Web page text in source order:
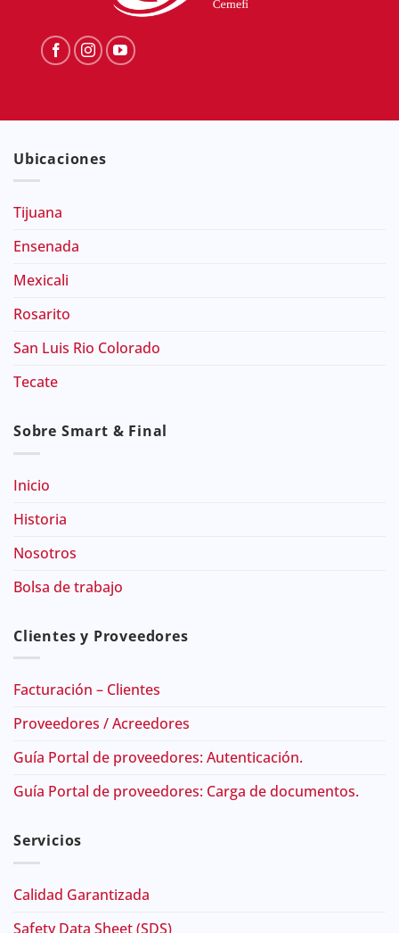
Ubicaciones
Tijuana
Ensenada
Mexicali
Rosarito
San Luis Rio Colorado
Tecate
Sobre Smart & Final
Inicio
Historia
Nosotros
Bolsa de trabajo
Clientes y Proveedores
Facturación – Clientes
Proveedores / Acreedores
Guía Portal de proveedores: Autenticación.
Guía Portal de proveedores: Carga de documentos.
Servicios
Calidad Garantizada
Safety Data Sheet (SDS)